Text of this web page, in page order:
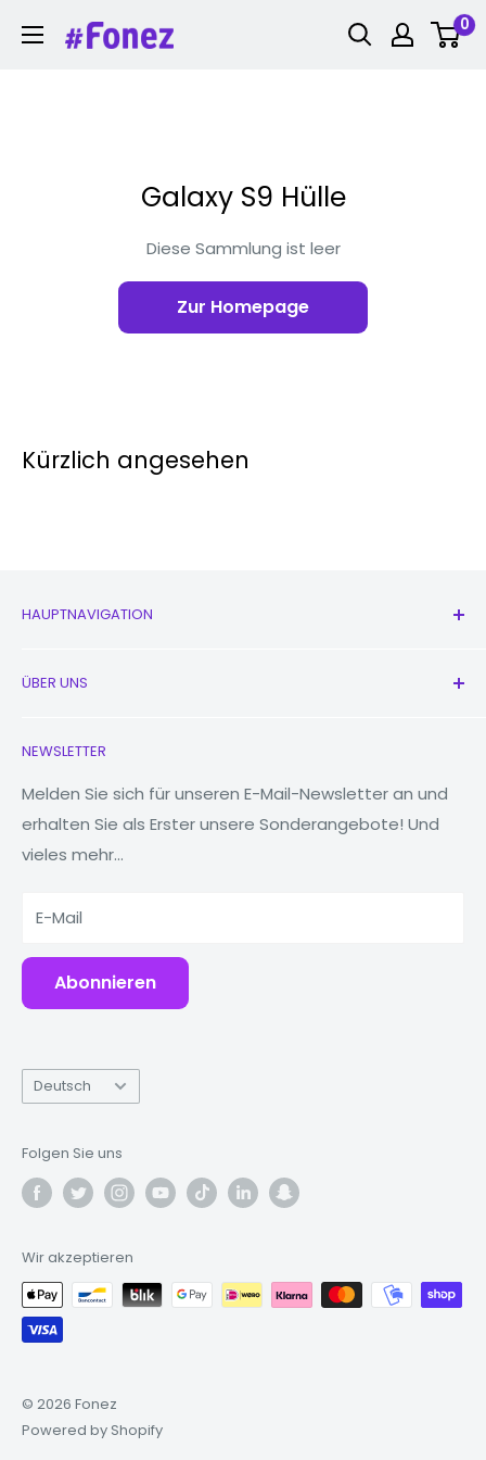
Inhalt
Fonez 0
Galaxy S9 Hülle
Diese Sammlung ist leer
Zur Homepage
Kürzlich angesehen
HAUPTNAVIGATION
Neu
Uhren
MacBooks
Tablets
Powerbanks
ÜBER UNS
Unsere Geschichte
Reduzieren, wiederverwenden, recyceln
Warum Fonez?
NEWSLETTER
Melden Sie sich für unseren E-Mail-Newsletter an und
erhalten Sie als Erster unsere Sonderangebote! Und
vieles mehr...
E-Mail
Abonnieren
Sprache
Deutsch
Folgen Sie uns
Wir akzeptieren
© 2026 Fonez
Powered by Shopify